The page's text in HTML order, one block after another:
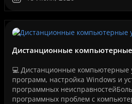
Дистанционные компьютерные
💻 Дистанционные компьютерные
программ, настройка Windows и
программных
программных проблем с